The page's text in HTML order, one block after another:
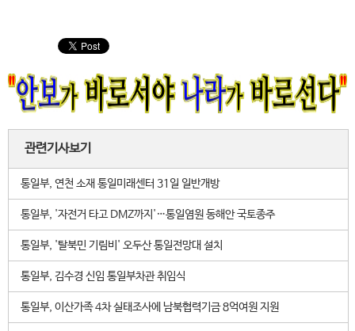
관련기사보기
통일부, 연천 소재 통일미래센터 31일 일반개방
통일부, '자전거 타고 DMZ까지'…통일염원 동해안 국토종주
통일부, '탈북민 기림비' 오두산 통일전망대 설치
통일부, 김수경 신임 통일부차관 취임식
통일부, 이산가족 4차 실태조사에 남북협력기금 8억여원 지원